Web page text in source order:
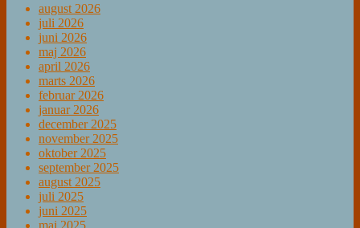
august 2026
juli 2026
juni 2026
maj 2026
april 2026
marts 2026
februar 2026
januar 2026
december 2025
november 2025
oktober 2025
september 2025
august 2025
juli 2025
juni 2025
maj 2025